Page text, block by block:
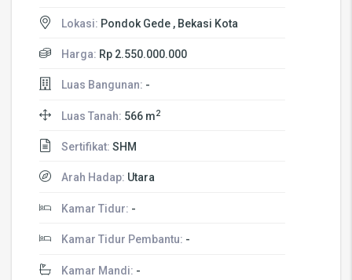
Lokasi: Pondok Gede , Bekasi Kota
Harga: Rp 2.550.000.000
Luas Bangunan: -
Luas Tanah: 566 m2
Sertifikat: SHM
Arah Hadap: Utara
Kamar Tidur: -
Kamar Tidur Pembantu: -
Kamar Mandi: -